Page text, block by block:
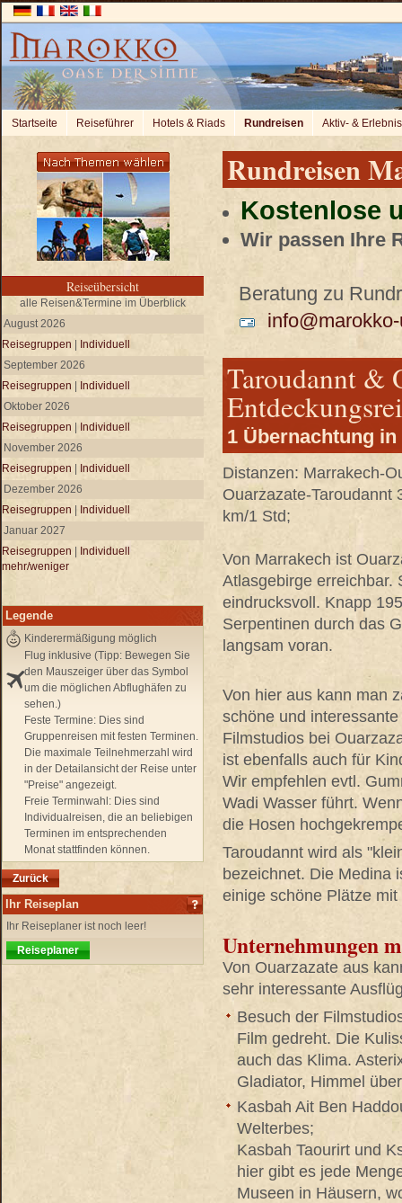
Startseite Reiseführer Hotels & Riads Rundreisen Aktiv- &
Reiseübersicht
alle Reisen&Termine im Überblick
August 2026
Reisegruppen
Individuell
September 2026
Reisegruppen
Individuell
Oktober 2026
Reisegruppen
Individuell
November 2026
Reisegruppen
Individuell
Dezember 2026
Reisegruppen
Individuell
Januar 2027
Reisegruppen
Individuell
mehr/weniger
Legende
Kinderermäßigung möglich
Flug inklusive (Tipp: Bewegen Sie
den Mauszeiger über das Symbol
um die möglichen Abflughäfen zu
sehen.)
Feste Termine: Dies sind
Gruppenreisen mit festen Terminen.
Die maximale Teilnehmerzahl wird
in der Detailansicht der Reise unter
"Preise" angezeigt.
Freie Terminwahl: Dies sind
Individualreisen, die an beliebigen
Terminen im entsprechenden
Monat stattfinden können.
Zurück
Ihr Reiseplan
Ihr Reiseplaner ist noch leer!
Reiseplaner
Rundreisen
Kostenlose
Wir passen Ihre
Beratung zu
Taroudannt &
1 Übernachtung
Distanzen: Marrakech-
Ouarzazate-Taroudannt
km/1 Std;
Von Marrakech ist
Atlasgebirge erreichbar.
eindrucksvoll. Knapp
Serpentinen durch das
langsam voran.
Von hier aus kann man
schöne und
Filmstudios bei
ist ebenfalls auch für
Wir empfehlen evtl.
Wadi Wasser führt.
die Hosen
Taroudannt wird als
bezeichnet. Die Medina
einige schöne Plätze mit
Unternehmungen
Von Ouarzazate aus
sehr interessante
Besuch der
Film gedreht. Die
auch das Klima.
Gladiator, Himmel
Kasbah Ait Ben
Welterbes;
Kasbah Taourirt und
hier gibt es jede
Museen in Häusern,